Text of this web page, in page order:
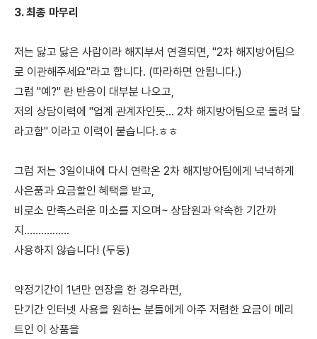
3. 최종 마무리
저는 닳고 닳은 사람이라 해지부서 연결되면, "2차 해지방어팀으
로 이관해주세요"라고 합니다. (따라하면 안됩니다.)
그럼 "예?" 란 반응이 대부분 나오고,
저의 상담이력에 "업계 관계자인듯... 2차 해지방어팀으로 돌려 달
라고함" 이라고 이력이 붙습니다.ㅎㅎ
그럼 저는 3일이내에 다시 연락온 2차 해지방어팀에게 넉넉하게
사은품과 요금할인 혜택을 받고,
비로소 만족스러운 미소를 지으며~ 상담원과 약속한 기간까
지................
사용하지 않습니다! (두둥)
약정기간이 1년만 연장을 한 경우라면,
단기간 인터넷 사용을 원하는 분들에게 아주 저렴한 요금이 메리
트인 이 상품을